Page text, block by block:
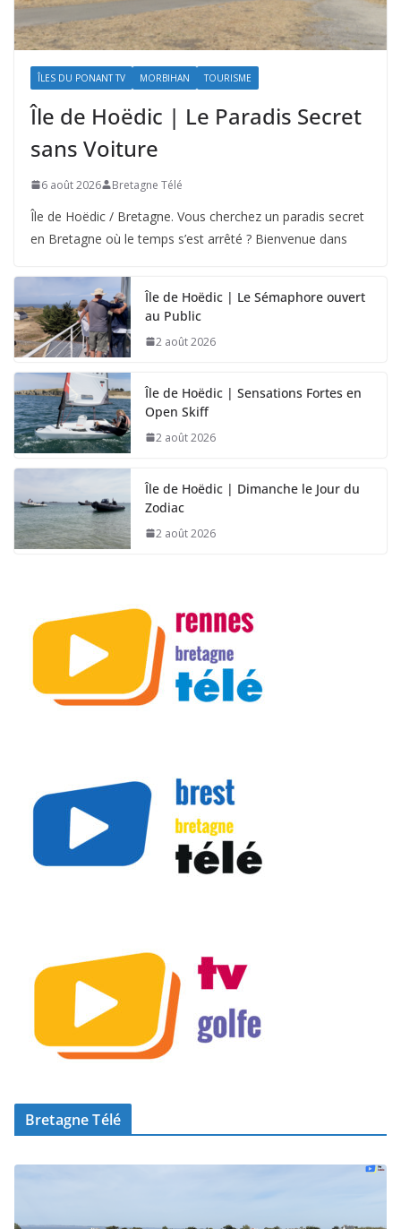
ÎLES DU PONANT TV MORBIHAN TOURISME
Île de Hoëdic | Le Paradis Secret
sans Voiture
6 août 2026 Bretagne Télé
Île de Hoëdic / Bretagne. Vous cherchez un paradis secret
en Bretagne où le temps s’est arrêté ? Bienvenue dans
Île de Hoëdic | Le Sémaphore ouvert
au Public
2 août 2026
Île de Hoëdic | Sensations Fortes en
Open Skiff
2 août 2026
Île de Hoëdic | Dimanche le Jour du
Zodiac
2 août 2026
Bretagne Télé